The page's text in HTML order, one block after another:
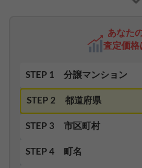
あなた
査定価格
STEP 1 分譲マンション
STEP 2 都道府県
STEP 3 市区町村
STEP 4 町名